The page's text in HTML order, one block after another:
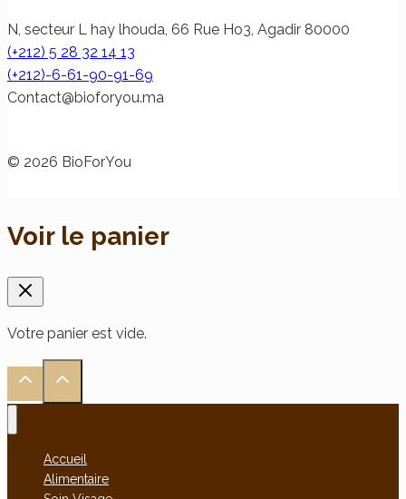
N, secteur L hay lhouda, 66 Rue Ho3, Agadir 80000
(+212) 5 28 32 14 13
(+212)-6-61-90-91-69
am.uoyrofoib
@tcatnoC
© 2026 BioForYou
Voir le panier
Votre panier est vide.
Accueil
Alimentaire